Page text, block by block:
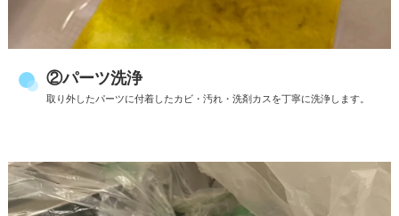
②パーツ洗浄
取り外したパーツに付着したカビ・汚れ・洗剤カスを丁寧に洗浄します。